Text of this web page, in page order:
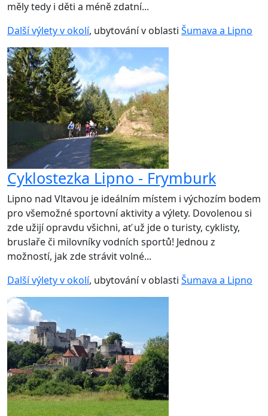
měly tedy i děti a méně zdatní...
Další výlety v okolí, ubytování v oblasti Šumava a Lipno
Cyklostezka Lipno - Frymburk
Lipno nad Vltavou je ideálním místem i výchozím bodem
pro všemožné sportovní aktivity a výlety. Dovolenou si
zde užijí opravdu všichni, ať už jde o turisty, cyklisty,
bruslaře či milovníky vodních sportů! Jednou z
možností, jak zde strávit volné...
Další výlety v okolí, ubytování v oblasti Šumava a Lipno